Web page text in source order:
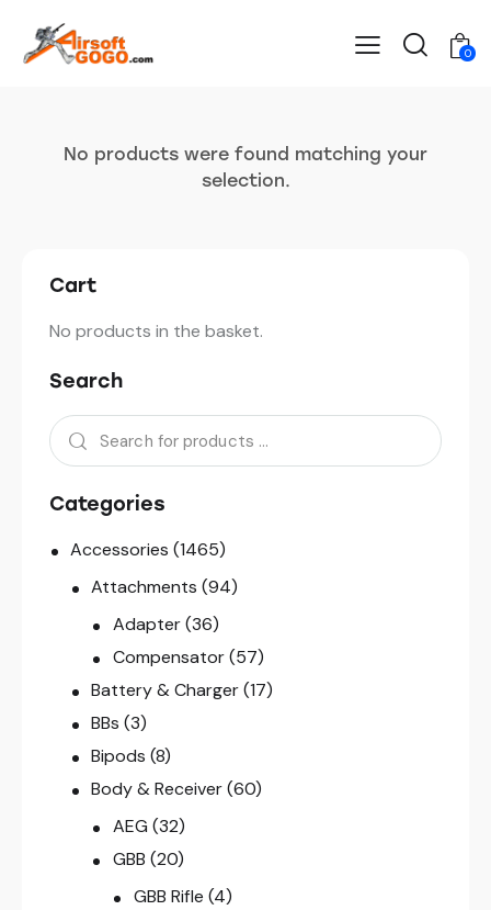
0
No products were found matching your
selection.
Cart
No products in the basket.
Search
Categories
Accessories (1465)
Attachments (94)
Adapter (36)
Compensator (57)
Battery & Charger (17)
BBs (3)
Bipods (8)
Body & Receiver (60)
AEG (32)
GBB (20)
GBB Rifle (4)